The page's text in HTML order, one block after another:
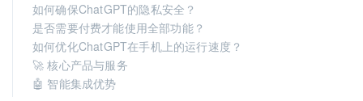
如何确保ChatGPT的隐私安全？
是否需要付费才能使用全部功能？
如何优化ChatGPT在手机上的运行速度？
🚀 核心产品与服务
🤖 智能集成优势